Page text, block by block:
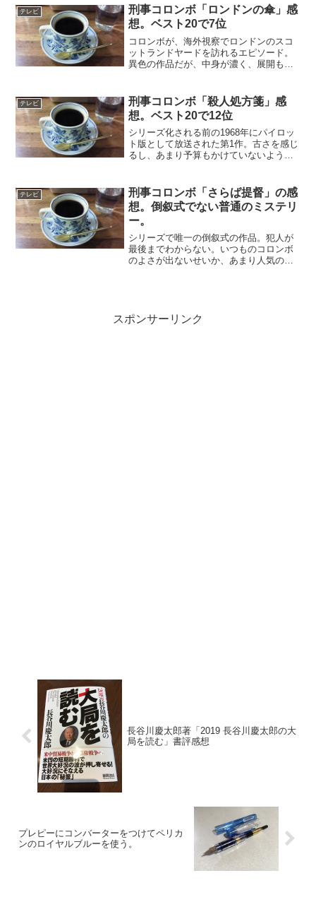
ンとう名前で見かけるようになった。70
年代には、どんな料理か...
テレビ
刑事コロンボ「ロンドンの傘」感
想。ベスト20で7位
コロンボが、海外視察でロンドンのスコ
ットランドヤードを訪れるエピソード。
異色の作品だが、中身が濃く、展開も適
ち切りの件で言い争いになり、誤って殺
してしまう。階段から落ち...
テレビ
刑事コロンボ「殺人処方箋」感
想。ベスト20で12位
シリーズ化される前の1968年にパイロッ
ト版として放送された第1作。古さを感じ
るし、あまり予算もかけていないようだ
を殺害し、愛人を利用してアリバイをつ
くる。コロンボは大...
テレビ
刑事コロンボ「さらば提督」の感
想。倒叙式でない普通のミステリ
ー。
シリーズで唯一の倒叙式の作品。犯人が
最後までわからない。いつものコロンボ
のよさが出ないせいか、あまり人気のな
スポンサーリンク
長谷川慶太郎著「2019 長谷川慶太郎の大
局を読む」書評感想
プレピーにコンバーターをつけてペリカ
ンのロイヤルブルーを使う。